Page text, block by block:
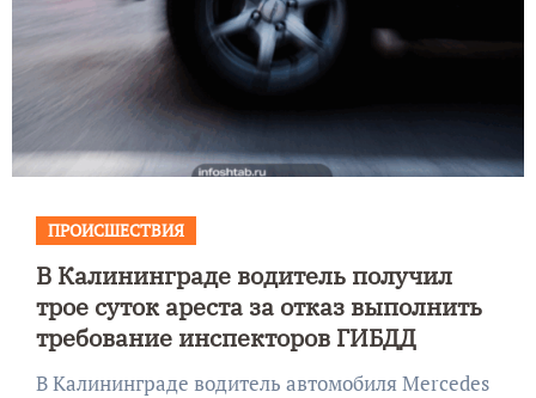
ПРОИСШЕСТВИЯ
В Калининграде водитель получил
трое суток ареста за отказ выполнить
требование инспекторов ГИБДД
В Калининграде водитель автомобиля Mercedes